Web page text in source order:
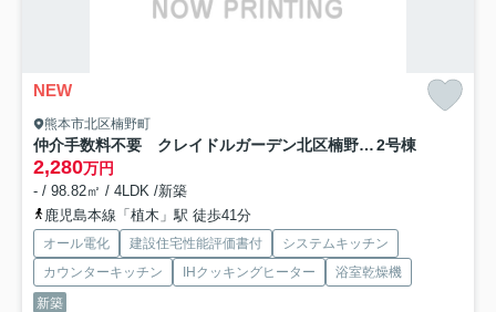
NEW
熊本市北区楠野町
仲介手数料不要 クレイドルガーデン北区楠野町第2【川上小・北部中】 2号棟
2,280万円
- / 98.82㎡ / 4LDK /新築
鹿児島本線「植木」駅 徒歩41分
オール電化 建設住宅性能評価書付
システムキッチン
カウンターキッチン
IHクッキングヒーター
浴室乾燥機
新築